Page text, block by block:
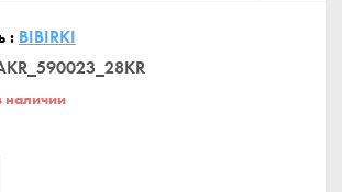
: BIBIRKI
наличии